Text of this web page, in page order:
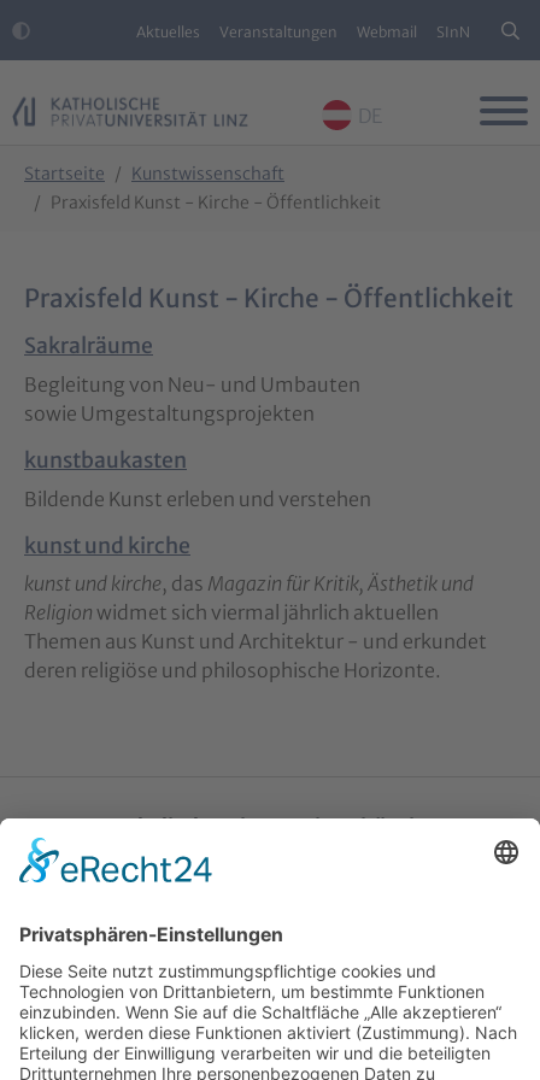
Aktuelles Veranstaltungen Webmail SInN
DE
Startseite
Kunstwissenschaft
Praxisfeld Kunst - Kirche - Öffentlichkeit
Praxisfeld Kunst - Kirche - Öffentlichkeit
Sakralräume
Begleitung von Neu- und Umbauten
sowie Umgestaltungsprojekten
kunstbaukasten
Bildende Kunst erleben und verstehen
kunst und kirche
kunst und kirche, das Magazin für Kritik, Ästhetik und
Religion widmet sich viermal jährlich aktuellen
Themen aus Kunst und Architektur - und erkundet
deren religiöse und philosophische Horizonte.
Katholische Privat-Universität Linz
Bethlehemstraße 20
T:+43 732 / 784293
E:office[at]ku-linz.at